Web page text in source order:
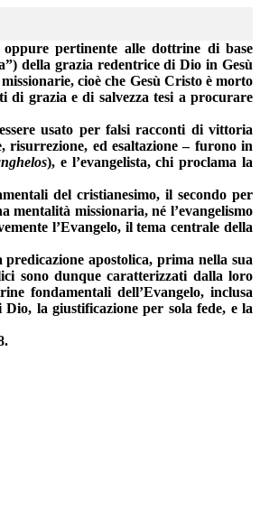
pertinente alle dottrine di base
della grazia redentrice di Dio in Gesù
missionarie,cioè che Gesù Cristo è morto
di grazia e di salvezza tesi a procurare
usato per falsi racconti di vittoria
risurrezione, ed esaltazione – furono in
), e l’evangelista, chi proclama la
del cristianesimo, il secondo per
mentalità missionaria, né l’evangelismo
l’Evangelo, il tema centrale della
apostolica, prima nella sua
sono dunque caratterizzati dalla loro
fondamentali dell’Evangelo, inclusa
la giustificazione per sola fede, e la